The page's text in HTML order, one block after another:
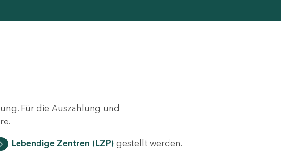
Für die Auszahlung und
Lebendige Zentren (LZP)gestellt werden.